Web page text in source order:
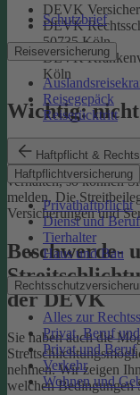
Schutzbrief
Reiseversicherung
Reisegepäck
Reiserücktritt
Haftpflicht &
Haftpflichtversicherung
Privathaftpflicht
Dienst und Beruf
Tierhalter
Haus und Bau
Alles zur
Privat, Beruf
Privat und Beruf
Verkehr
Wohnen und
DEVK
DEVK
50735 Köln
DEVK
Köln
Wichtig:
Wenn Sie Kenntnis
Partnerinnen und
verhalten, so können
melden. Die
Versicherungen und
Beschwerde-
der DEVK
Sie haben auch die
nehmen. Wir zeigen
welchen Bedingungen